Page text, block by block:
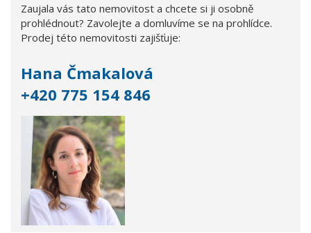
Zaujala vás tato nemovitost a chcete si ji osobně
prohlédnout? Zavolejte a domluvíme se na prohlídce.
Prodej této nemovitosti zajišťuje:
Hana Čmakalová
+420 775 154 846